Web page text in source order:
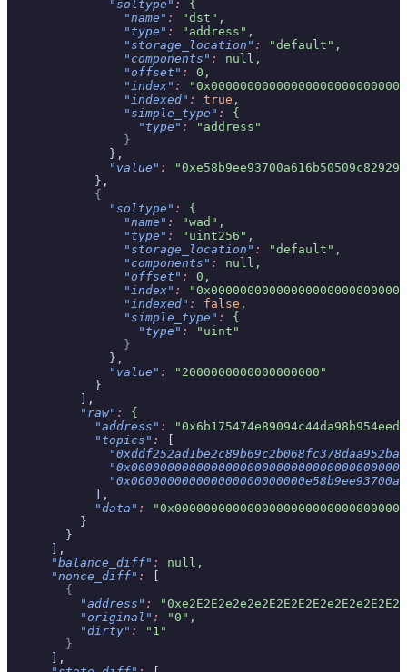
              "soltype"
:
{
                "name"
:
"dst",
                "type"
:
"address",
                "storage_location"
:
"default",
                "components"
:
null,
                "offset"
:
0,
                "index"
:
                "indexed"
: true ,
                "simple_type"
:
{
                  "type"
:
"address"
                }
              },
              "value"
:
            },
            {
              "soltype"
:
{
                "name"
:
"wad",
                "type"
:
"uint256",
                "storage_location"
:
"default",
                "components"
:
null,
                "offset"
:
0,
                "index"
:
                "indexed"
: false ,
                "simple_type"
:
{
                  "type"
:
"uint"
                }
              },
              "value"
:
"2000000000000000000"
            }
          ],
          "raw"
:
{
            "address"
:
            "topics"
:
[
            ],
            "data"
:
          }
        }
      ],
      "balance_diff"
:
null,
      "nonce_diff"
:
[
        {
          "address"
:
          "original"
:
"0",
          "dirty"
:
"1"
        }
      ],